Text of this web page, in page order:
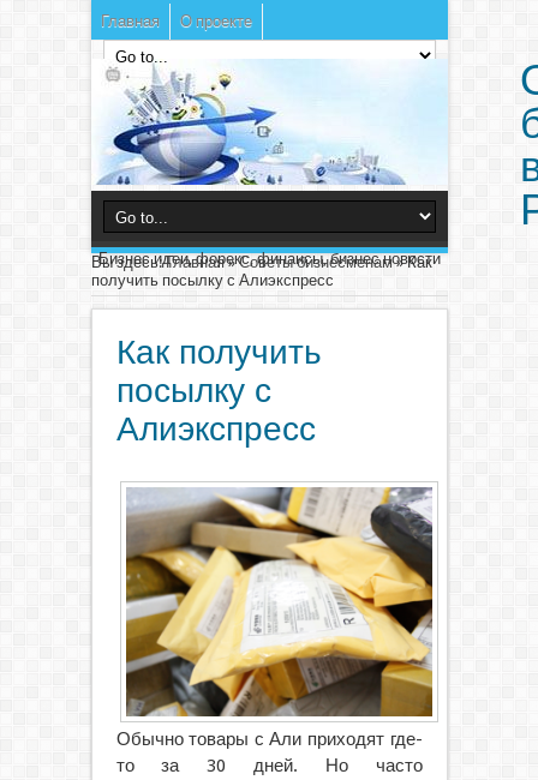
Главная О проекте
Бизнес идеи, форекс, финансы, бизнес новости
Вы здесь:Главная»Советы бизнесменам»Как
получить посылку с Алиэкспресс
Как получить
посылку с
Алиэкспресс
Обычно товары с Али приходят где-
то за 30 дней. Но часто